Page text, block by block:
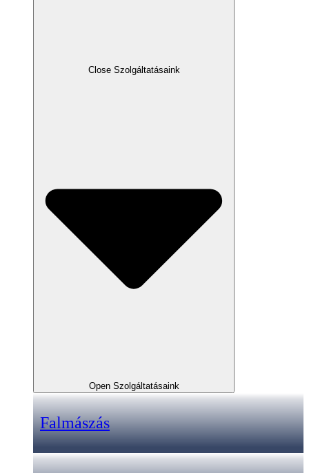
Close Szolgáltatásaink
Open Szolgáltatásaink
Falmászás